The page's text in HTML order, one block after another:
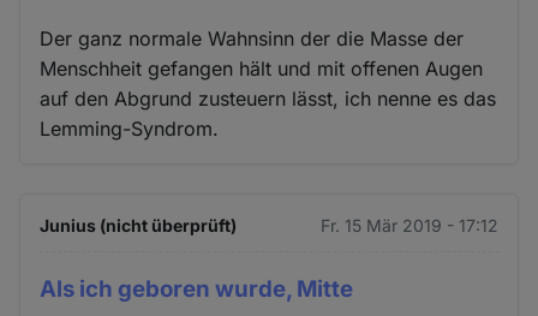
Der ganz normale Wahnsinn der die Masse der
Menschheit gefangen hält und mit offenen Augen
auf den Abgrund zusteuern lässt, ich nenne es das
Lemming-Syndrom.
Junius (nicht überprüft) Fr. 15 Mär 2019 - 17:12
Als ich geboren wurde, Mitte